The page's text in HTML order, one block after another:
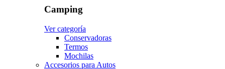
Camping
Ver categoría
Conservadoras
Termos
Mochilas
Accesorios para Autos